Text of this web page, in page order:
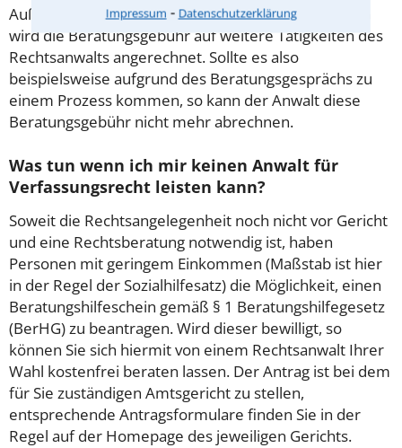
Impressum ⁃ Datenschutzerklärung
Außerdem gut zu wissen: Gemäß § 34 Absatz 2 RVG
wird die Beratungsgebühr auf weitere Tätigkeiten des
Rechtsanwalts angerechnet. Sollte es also
beispielsweise aufgrund des Beratungsgesprächs zu
einem Prozess kommen, so kann der Anwalt diese
Beratungsgebühr nicht mehr abrechnen.
Was tun wenn ich mir keinen Anwalt für
Verfassungsrecht leisten kann?
Soweit die Rechtsangelegenheit noch nicht vor Gericht
und eine Rechtsberatung notwendig ist, haben
Personen mit geringem Einkommen (Maßstab ist hier
in der Regel der Sozialhilfesatz) die Möglichkeit, einen
Beratungshilfeschein gemäß § 1 Beratungshilfegesetz
(BerHG) zu beantragen. Wird dieser bewilligt, so
können Sie sich hiermit von einem Rechtsanwalt Ihrer
Wahl kostenfrei beraten lassen. Der Antrag ist bei dem
für Sie zuständigen Amtsgericht zu stellen,
entsprechende Antragsformulare finden Sie in der
Regel auf der Homepage des jeweiligen Gerichts.